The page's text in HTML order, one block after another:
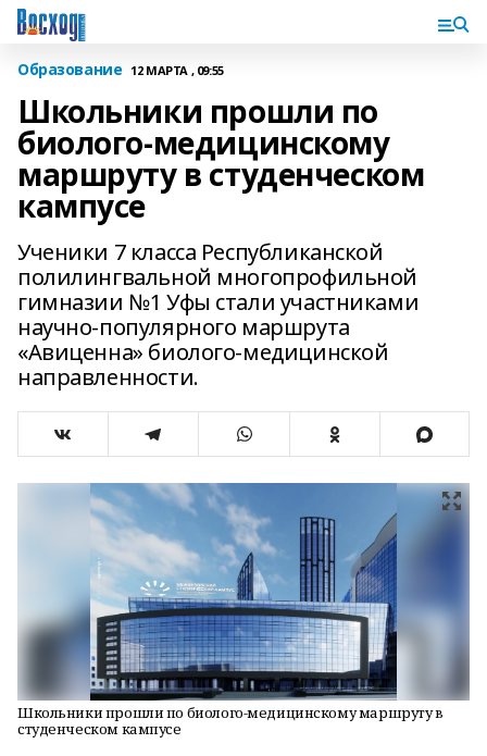
Образование 12 МАРТА , 09:55
Школьники прошли по
биолого-медицинскому
маршруту в студенческом
кампусе
Ученики 7 класса Республиканской
полилингвальной многопрофильной
гимназии №1 Уфы стали участниками
научно-популярного маршрута
«Авиценна» биолого-медицинской
направленности.
Школьники прошли по биолого-медицинскому маршруту в
студенческом кампусе